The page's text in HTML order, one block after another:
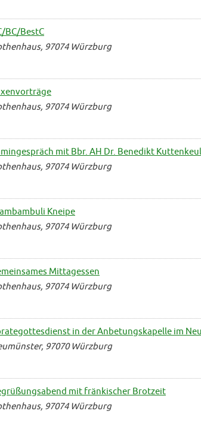
BC/BestC
97074 Würzburg
97074 Würzburg
mit Bbr. AH Dr. Benedikt
97074 Würzburg
Kneipe
97074 Würzburg
Mittagessen
97074 Würzburg
in der Anbetungskapelle im
97070 Würzburg
mit fränkischer Brotzeit
97074 Würzburg